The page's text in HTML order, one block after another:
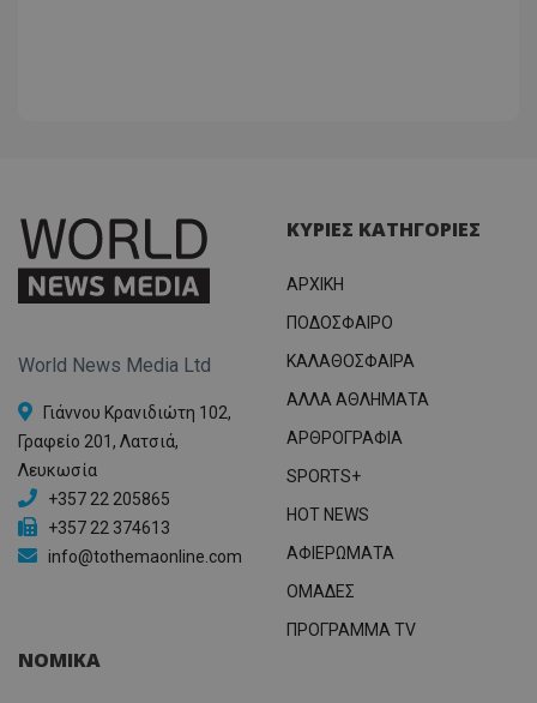
World News Media Ltd
Γιάννου Κρανιδιώτη 102,
Γραφείο 201, Λατσιά,
Λευκωσία
+357 22 205865
+357 22 374613
info@tothemaonline.com
ΚΥΡΙΕΣ ΚΑΤΗΓΟΡΙΕΣ
ΑΡΧΙΚΗ
ΠΟΔΟΣΦΑΙΡΟ
ΚΑΛΑΘΟΣΦΑΙΡΑ
ΑΛΛΑ ΑΘΛΗΜΑΤΑ
ΑΡΘΡΟΓΡΑΦΙΑ
SPORTS+
HOT NEWS
ΑΦΙΕΡΩΜΑΤΑ
ΟΜΑΔΕΣ
ΠΡΟΓΡΑΜΜΑ TV
ΝΟΜΙΚΑ